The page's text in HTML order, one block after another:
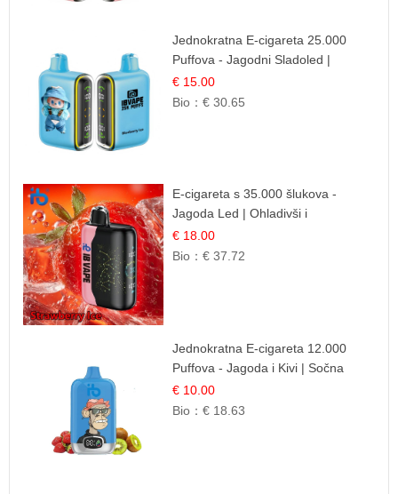
Jednokratna E-cigareta 25.000
Puffova - Jagodni Sladoled |
Kremasta Slatka Okus
€ 15.00
Bio：€ 30.65
E-cigareta s 35.000 šlukova -
Jagoda Led | Ohladivši i
Osježavajući Okus
€ 18.00
Bio：€ 37.72
Jednokratna E-cigareta 12.000
Puffova - Jagoda i Kivi | Sočna
Voćna Kombinacija
€ 10.00
Bio：€ 18.63